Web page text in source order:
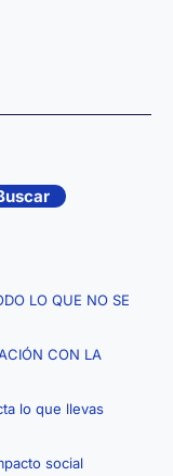
LO QUE NO SE
CON LA
lo que llevas
social